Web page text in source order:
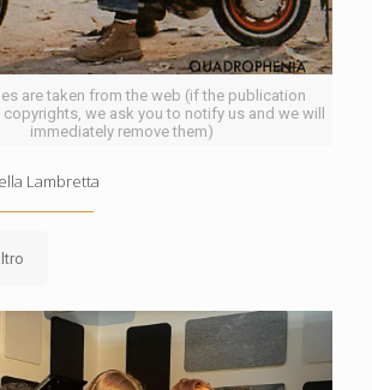
are taken from the web (if the publication
we ask you to notify us and we will
immediately remove them)
Lambretta